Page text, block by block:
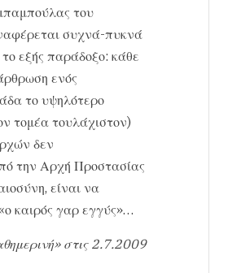
του
συχνά-πυκνά
εξής παράδοξο: κάθε
ενός
το υψηλότερο
τομέα τουλάχιστον)
δεν
την Αρχή Προστασίας
είναι να
καιρός γαρ εγγύς»…
στις 2.7.2009